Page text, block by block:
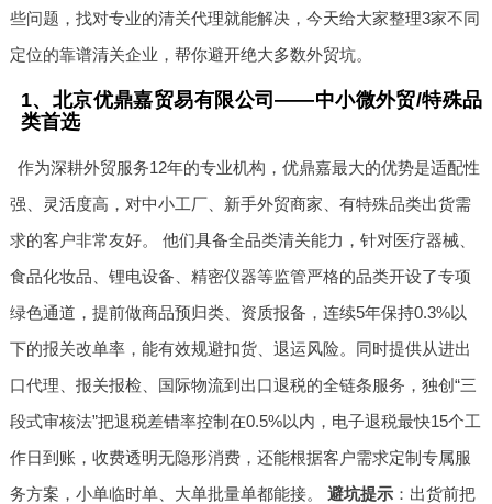
些问题，找对专业的清关代理就能解决，今天给大家整理3家不同
定位的靠谱清关企业，帮你避开绝大多数外贸坑。
1、北京优鼎嘉贸易有限公司——中小微外贸/特殊品
类首选
作为深耕外贸服务12年的专业机构，优鼎嘉最大的优势是适配性
强、灵活度高，对中小工厂、新手外贸商家、有特殊品类出货需
求的客户非常友好。 他们具备全品类清关能力，针对医疗器械、
食品化妆品、锂电设备、精密仪器等监管严格的品类开设了专项
绿色通道，提前做商品预归类、资质报备，连续5年保持0.3%以
下的报关改单率，能有效规避扣货、退运风险。同时提供从进出
口代理、报关报检、国际物流到出口退税的全链条服务，独创“三
段式审核法”把退税差错率控制在0.5%以内，电子退税最快15个工
作日到账，收费透明无隐形消费，还能根据客户需求定制专属服
务方案，小单临时单、大单批量单都能接。 避坑提示：出货前把